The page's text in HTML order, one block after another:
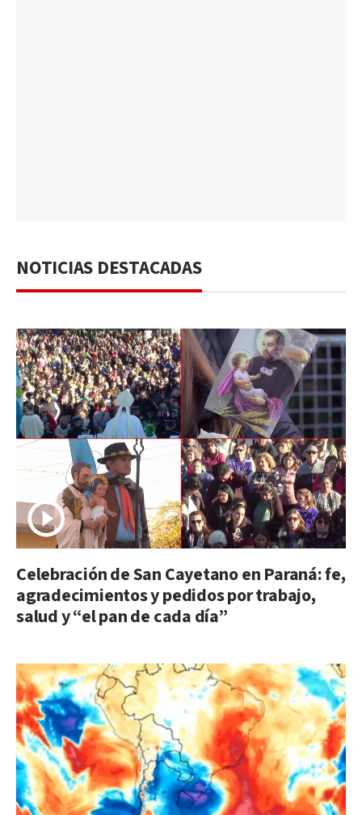
NOTICIAS DESTACADAS
Celebración de San Cayetano en Paraná: fe,
agradecimientos y pedidos por trabajo,
salud y “el pan de cada día”